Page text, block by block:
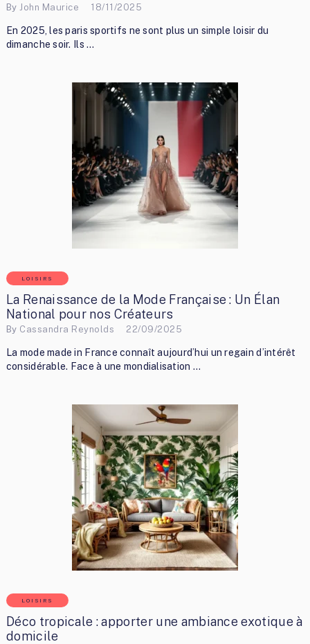
ByJohn Maurice 18/11/2025
En 2025, les paris sportifs ne sont plus un simple loisir du
dimanche soir. Ils …
LOISIRS
La Renaissance de la Mode Française : Un Élan
National pour nos Créateurs
By Cassandra Reynolds 22/09/2025
La mode made in France connaît aujourd’hui un regain d’intérêt
considérable. Face à une mondialisation …
LOISIRS
Déco tropicale : apporter une ambiance exotique à
domicile